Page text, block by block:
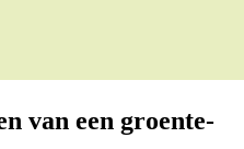
van een groente-